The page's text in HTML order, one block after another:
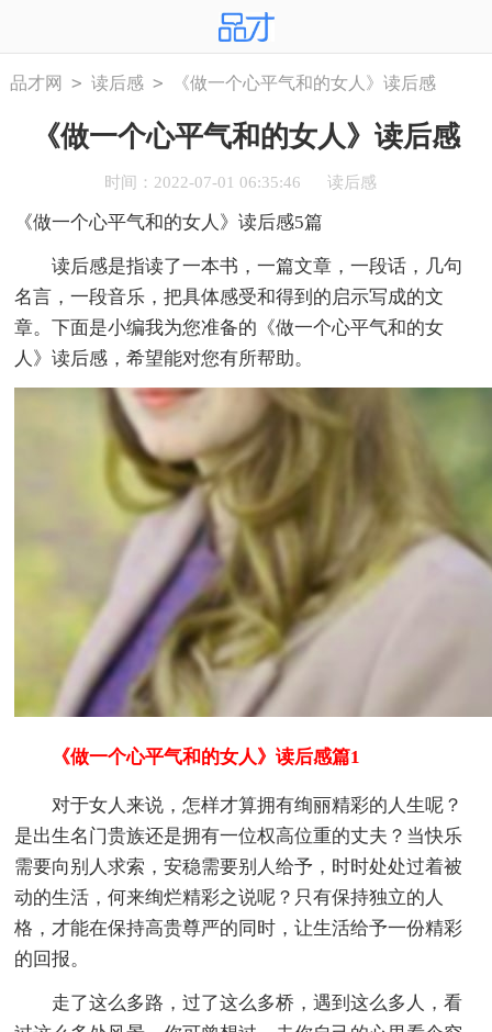
品才网 > 读后感 > 《做一个心平气和的女人》读后感
《做一个心平气和的女人》读后感
时间：2022-07-01 06:35:46 读后感
《做一个心平气和的女人》读后感5篇
读后感是指读了一本书，一篇文章，一段话，几句
名言，一段音乐，把具体感受和得到的启示写成的文
章。下面是小编我为您准备的《做一个心平气和的女
人》读后感，希望能对您有所帮助。
《做一个心平气和的女人》读后感篇1
对于女人来说，怎样才算拥有绚丽精彩的人生呢？
是出生名门贵族还是拥有一位权高位重的丈夫？当快乐
需要向别人求索，安稳需要别人给予，时时处处过着被
动的生活，何来绚烂精彩之说呢？只有保持独立的人
格，才能在保持高贵尊严的同时，让生活给予一份精彩
的回报。
走了这么多路，过了这么多桥，遇到这么多人，看